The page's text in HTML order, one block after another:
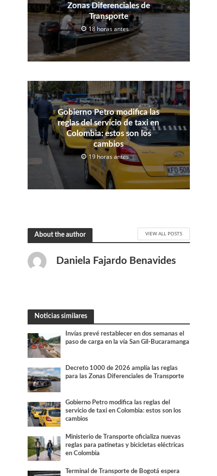
Zonas Diferenciales de
Transporte
18 horas antes
Gobierno Petro modifica las
reglas del servicio de taxi en
Colombia: estos son los
cambios
19 horas antes
About the author VIEW ALL POSTS
Daniela Fajardo Benavides
Noticias similares
Invías prevé restablecer en dos semanas el
paso de carga en la vía San Gil-Bucaramanga
Decreto 1000 de 2026 amplía las reglas
para las Zonas Diferenciales de Transporte
Gobierno Petro modifica las reglas del
servicio de taxi en Colombia: estos son los
cambios
Ministerio de Transporte oficializa nuevas
reglas para patinetas y bicicletas eléctricas
en Colombia
Terminal de Transporte de Bogotá espera